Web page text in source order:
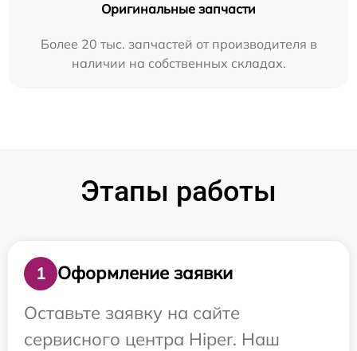
Оригинальные запчасти
Более 20 тыс. запчастей от производителя в
наличии на собственных складах.
Этапы работы
1
Оформление заявки
Оставьте заявку на сайте
сервисного центра Hiper. Наш